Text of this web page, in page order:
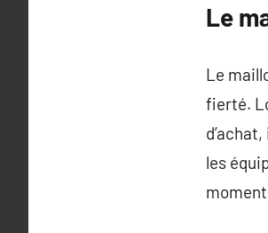
Le
Le
fierté.
les